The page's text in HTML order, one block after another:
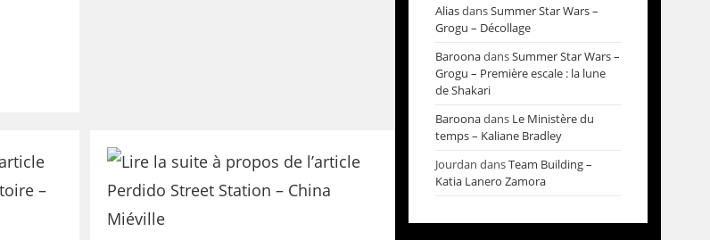
AliasdansSummer Star Wars –
Grogu – Décollage
BaroonadansSummer Star Wars –
Grogu – Première escale : la lune
de Shakari
Baroonadans Le Ministère du
temps – Kaliane Bradley
Jourdan dansTeam Building –
Katia Lanero Zamora